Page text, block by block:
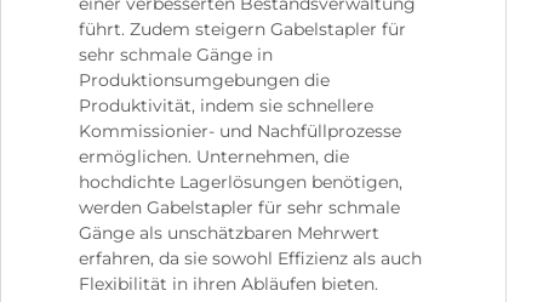
führt. Zudem steigern Gabelstapler für
sehr schmale Gänge in
Produktionsumgebungen die
Produktivität, indem sie schnellere
Kommissionier- und Nachfüllprozesse
ermöglichen. Unternehmen, die
hochdichte Lagerlösungen benötigen,
werden Gabelstapler für sehr schmale
Gänge als unschätzbaren Mehrwert
erfahren, da sie sowohl Effizienz als auch
Flexibilität in ihren Abläufen bieten.